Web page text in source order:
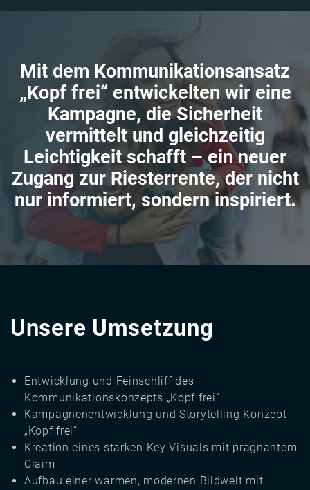
Mit dem Kommunikationsansatz
„Kopf frei“ entwickelten wir eine
Kampagne, die Sicherheit
vermittelt und gleichzeitig
Leichtigkeit schafft – ein neuer
Zugang zur Riesterrente, der nicht
nur informiert, sondern inspiriert.
Unsere Umsetzung
Entwicklung und Feinschliff des
Kommunikationskonzepts „Kopf frei“
Kampagnenentwicklung und Storytelling Konzept
„Kopf frei“
Kreation eines starken Key Visuals mit prägnantem
Claim
Aufbau einer warmen, modernen Bildwelt mit